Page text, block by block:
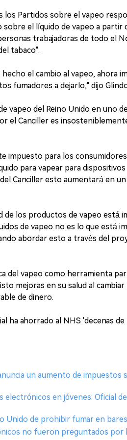
los Partidos sobre el vapeo
el líquido de vapeo a partir
trabajadoras de todo el
tabaco".
el cambio al vapeo, ahora
fumadores a dejarlo," dijo
vapeo del Reino Unido en uno
el Canciller es
impuesto para los consumidores
para vapear para dispositivos
Canciller esto aumentará en un
de los productos de vapeo está
de vapeo no es lo que está
abordar esto a través del
del vapeo como herramienta
mejoras en su salud al cambiar
de dinero.
ha ahorrado al NHS 'decenas de
un aumento de impuestos
en jóvenes: Oficial de
Unido de prohibir fumar en
no fueron preguntados por